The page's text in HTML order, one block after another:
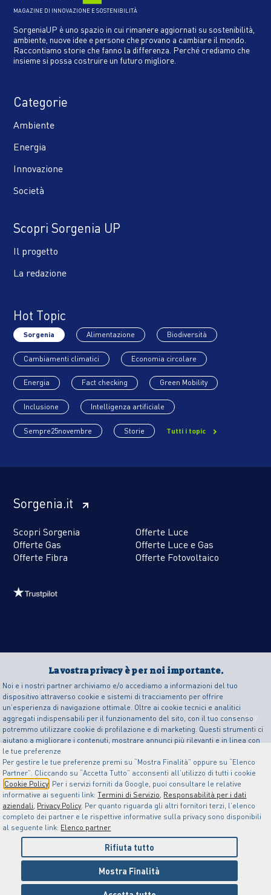
La vostra privacy è per noi importante.
Noi e i nostri partner archiviamo e/o accediamo a informazioni del tuo
dispositivo attraverso cookie e sistemi di tracciamento per offrire
un’esperienza di navigazione ottimale. Oltre ai cookie tecnici e analitici
aggregati indispensabili per il funzionamento del sito, con il tuo consenso
potremmo utilizzare cookie di profilazione e di marketing. Questi strumenti ci
aiutano a migliorare i contenuti, mostrare annunci più rilevanti e in linea con
le tue preferenze
Per gestire le tue preferenze premi su “Mostra Finalità” oppure su “Elenco
Partner”. Cliccando su “Accetta Tutto” acconsenti all’utilizzo di tutti i cookie
Cookie Policy . Per i servizi forniti da Google, puoi consultare le relative
informative ai seguenti link:Termini di Servizio, Responsabilità per i dati
aziendali, Privacy Policy. Per quanto riguarda gli altri fornitori terzi, l’elenco
completo dei partner e le rispettive informative sulla privacy sono disponibili
al seguente link: Elenco partner
Rifiuta tutto
Mostra Finalità
MAGAZINE DI INNOVAZIONE E SOSTENIBILITÀ
SorgeniaUP è uno spazio in cui rimanere aggiornati su sostenibilità,
ambiente, nuove idee e persone che provano a cambiare il mondo.
Raccontiamo storie che fanno la differenza. Perché crediamo che
insieme si possa costruire un futuro migliore.
Categorie
Ambiente
Energia
Innovazione
Società
Scopri Sorgenia UP
Il progetto
La redazione
Hot Topic
Sorgenia Alimentazione Biodiversità
Cambiamenti climatici Economia circolare
Energia Fact checking Green Mobility
Inclusione Intelligenza artificiale
Sempre25novembre Storie Tutti i topic
Sorgenia.it
Scopri Sorgenia
Offerte Luce
Offerte Gas
Offerte Luce e Gas
Offerte Fibra
Offerte Fotovoltaico
Seguici su
Cookie policy Privacy policy